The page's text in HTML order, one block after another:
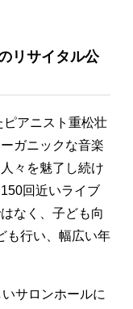
リサイタル公
アニスト重松壮
ガニックな音楽
々を魅了し続け
回近いライブ
なく、子ども向
も行い、幅広い年
サロンホールに